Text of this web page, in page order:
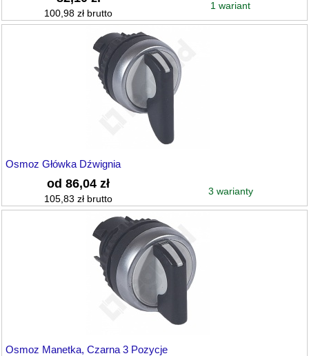
100,98 zł brutto
1 wariant
Osmoz Główka Dźwignia
od 86,04 zł
105,83 zł brutto
3 warianty
Osmoz Manetka, Czarna 3 Pozycje